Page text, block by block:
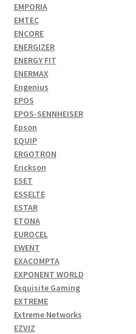
EMPORIA
EMTEC
ENCORE
ENERGIZER
ENERGY FIT
ENERMAX
Engenius
EPOS
EPOS-SENNHEISER
Epson
EQUIP
ERGOTRON
Erickson
ESET
ESSELTE
ESTAR
ETONA
EUROCEL
EWENT
EXACOMPTA
EXPONENT WORLD
Exquisite Gaming
EXTREME
Extreme Networks
EZVIZ